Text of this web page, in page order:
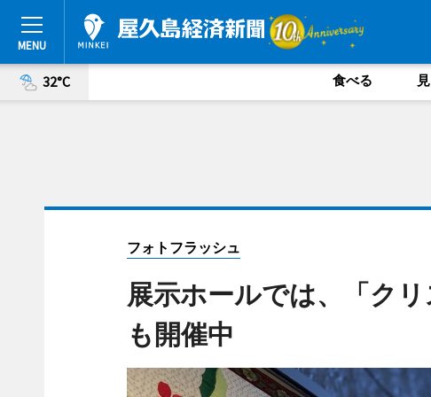
32°C 食べる
フォトフラッシュ
展示ホールでは、「ク
も開催中